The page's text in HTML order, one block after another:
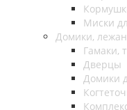
Миски
Домики,
Гамаки,
Дверцы
Домики